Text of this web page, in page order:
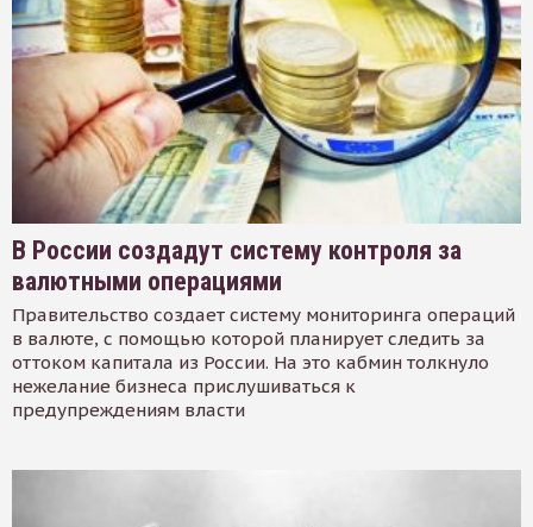
В России создадут систему контроля за
валютными операциями
Правительство создает систему мониторинга операций
в валюте, с помощью которой планирует следить за
оттоком капитала из России. На это кабмин толкнуло
нежелание бизнеса прислушиваться к
предупреждениям власти